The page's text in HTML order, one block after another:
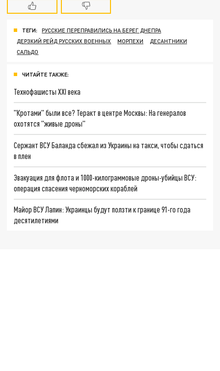
ТЕГИ:
РУССКИЕ ПЕРЕПРАВИЛИСЬ НА БЕРЕГ ДНЕПРА
ДЕРЗКИЙ РЕЙД РУССКИХ ВОЕННЫХ
МОРПЕХИ
ДЕСАНТНИКИ
САЛЬДО
ЧИТАЙТЕ ТАКЖЕ:
Технофашисты XXI века
"Кротами" были все? Теракт в центре Москвы: На генералов
охотятся "живые дроны"
Сержант ВСУ Баланда сбежал из Украины на такси, чтобы сдаться
в плен
Эвакуация для флота и 1000-килограммовые дроны-убийцы ВСУ:
операция спасения черноморских кораблей
Майор ВСУ Лапин: Украинцы будут ползти к границе 91-го года
десятилетиями